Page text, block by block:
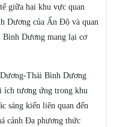
giữa hai khu vực quan
Dương của Ấn Độ và quan
Dương mang lại cơ
Thái Bình Dương
ích tương ứng trong khu
sáng kiến liên quan đến
cảnh Đa phương thức